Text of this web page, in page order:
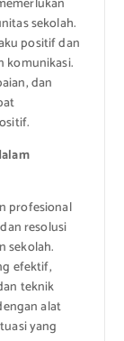
sekolah.
positif dan
komunikasi.
dan
profesional
resolusi
sekolah.
efektif,
teknik
alat
yang